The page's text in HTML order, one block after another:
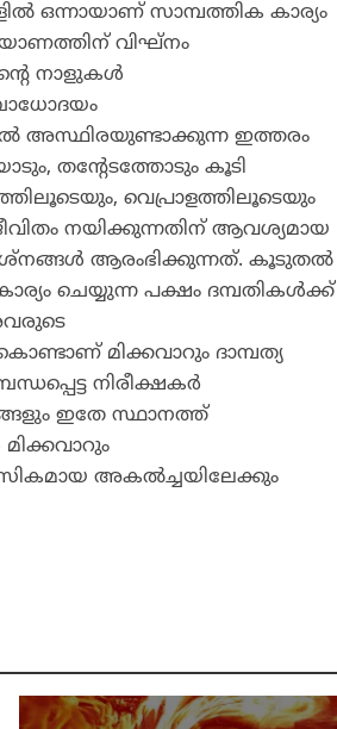
ഒന്നായാണ് സാമ്പത്തിക കാര്യം
വിഘ്‌നം
നാളുകള്‍
അസ്ഥിരയുണ്ടാക്കുന്ന ഇത്തരം
തന്റേടത്തോടും കൂടി
വെപ്രാളത്തിലൂടെയും
നയിക്കുന്നതിന് ആവശ്യമായ
പ്രശ്‌നങ്ങള്‍ ആരംഭിക്കുന്നത്. കൂടുതല്‍
ചെയ്യുന്ന പക്ഷം ദമ്പതികള്‍ക്ക്
മിക്കവാറും ദാമ്പത്യ
നിരീക്ഷകര്‍
ഇതേ സ്ഥാനത്ത്
അകല്‍ച്ചയിലേക്കും